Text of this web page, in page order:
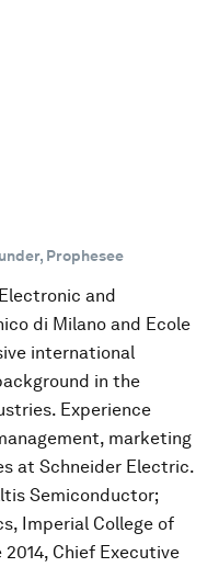
Prophesee
and
di Milano and Ecole
international
in the
Experience
marketing
at Schneider Electric.
Semiconductor;
Imperial College of
Chief Executive